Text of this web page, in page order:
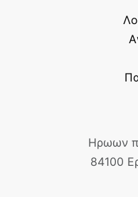
Ηρωων
84100